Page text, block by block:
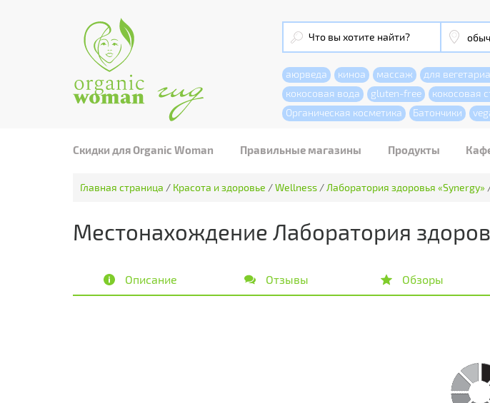
аюрведа киноа массаж для
кокосовая вода
gluten-free кокосовая
Органическая косметика
Батончики
Скидки для Organic Woman Правильные магазины Продукты
Главная страница / Красота и здоровье /Wellness /Лаборатория здоровья «Synergy»
Местонахождение Лаборатория
Описание Отзывы Обзоры